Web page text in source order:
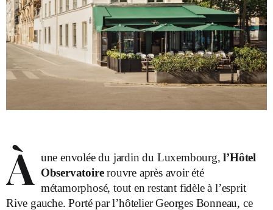
À une envolée du jardin du Luxembourg,l’Hôtel
Observatoirerouvre après avoir été
métamorphosé, tout en restant fidèle à l’esprit
Rive gauche. Porté par l’hôtelier Georges Bonneau, ce